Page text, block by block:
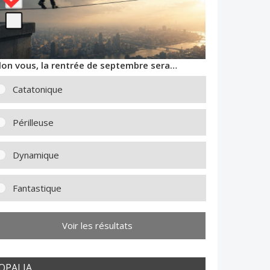
vous, la rentrée de septembre sera…
Catatonique
Périlleuse
Dynamique
Fantastique
Voir les résultats